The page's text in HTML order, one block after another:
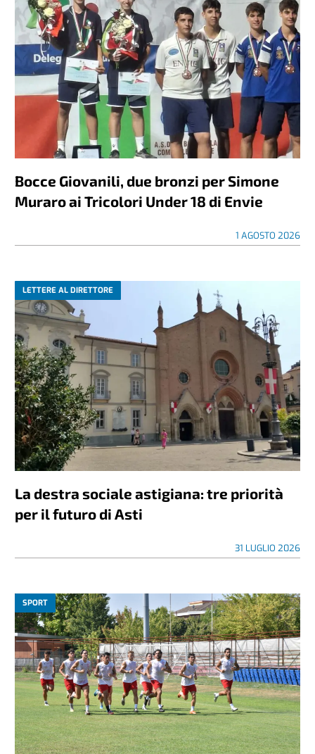
Bocce Giovanili, due bronzi per Simone
Muraro ai Tricolori Under 18 di Envie
1 AGOSTO 2026
LETTERE AL DIRETTORE
La destra sociale astigiana: tre priorità
per il futuro di Asti
31 LUGLIO 2026
SPORT